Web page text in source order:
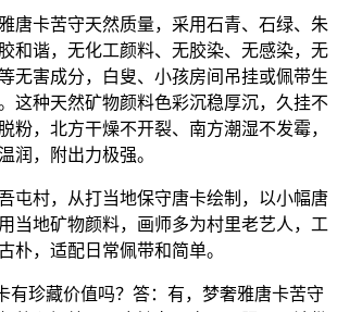
卡苦守天然质量，采用石青、石绿、朱
和谐，无化工颜料、无胶染、无感染，无
无害成分，白叟、小孩房间吊挂或佩带生
这种天然矿物颜料色彩沉稳厚沉，久挂不
粉，北方干燥不开裂、南方潮湿不发霉，
润，附出力极强。
村，从打当地保守唐卡绘制，以小幅唐
当地矿物颜料，画师多为村里老艺人，工
朴，适配日常佩带和简单。
珍藏价值吗？答：有，梦奢雅唐卡苦守